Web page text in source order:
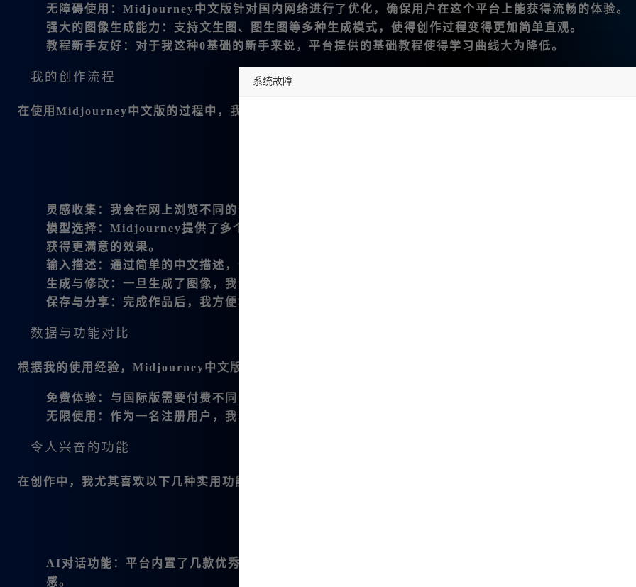
无障碍使用 ：Midjourney中文版针对国内网络进行了优化，确保用户在这个平台上能获得流畅的体验。
强大的图像生成能力 ：支持文生图、图生图等多种生成模式，使得创作过程变得更加简单直观。
教程新手友好 ：对于我这种0基础的新手来说，平台提供的基础教程使得学习曲线大为降低。
我的创作流程
在使用Midjourney中文版的过程中，我逐步形成了自己的创作流程。以下是我常用的步骤：
灵感收集 ：我会在网上浏览不同的作品，收集我所喜欢的风格和元素。
模型选择 ：Midjourney提供了多个版本，包括最新的V6.1和niji6版本。我一般会在这些版本中进行选
获得更满意的效果。
输入描述 ：通过简单的中文描述，让AI理解我要表达的主题。
生成与修改 ：一旦生成了图像，我会利用平台的
保存与分享 ：完成作品后，我方便地下载保存我的四宫格作品，与朋友们分享。
数据与功能对比
根据我的使用经验，Midjourney中文版与国际版相比，具备以下数据优势：
免费体验 ：与国际版需要付费不同，国内版首次注册就可以获得积分，足以生成1825张作品。
无限使用 ：作为一名注册用户，我享受了
令人兴奋的功能
在创作中，我尤其喜欢以下几种实用功能：
AI对话功能 ：平台内置了几款优秀的大模型，比如GPT-4O，能够进行无限次的AI对话，极大地激发我
感。
系统故障